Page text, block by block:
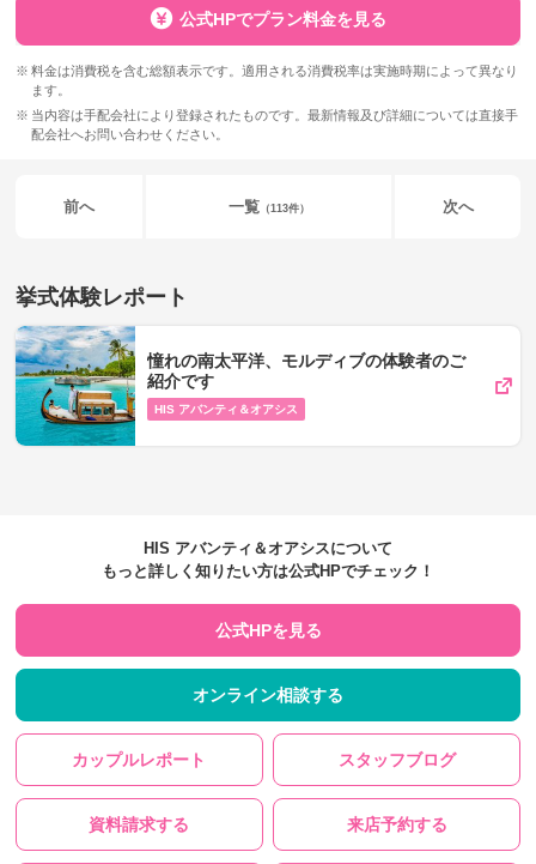
公式HPでプラン料金を見る
料金は消費税を含む総額表示です。適用される消費税率は実施時期によって異なり
ます。
当内容は手配会社により登録されたものです。最新情報及び詳細については直接手
配会社へお問い合わせください。
前へ 一覧 （113件） 次へ
挙式体験レポート
憧れの南太平洋、モルディブの体験者のご
紹介です
HIS アバンティ＆オアシス
HIS アバンティ＆オアシスについて
もっと詳しく知りたい方は公式HPでチェック！
公式HPを見る
オンライン相談する
カップルレポート スタッフブログ
資料請求する 来店予約する